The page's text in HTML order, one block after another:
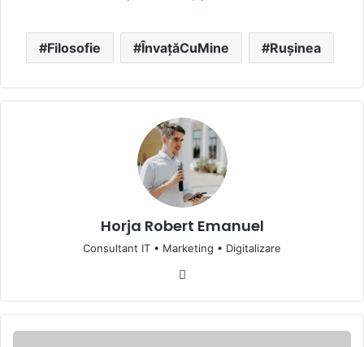
Filosofie ÎnvațăCuMine Rușinea
Horja Robert Emanuel
Consultant IT • Marketing • Digitalizare